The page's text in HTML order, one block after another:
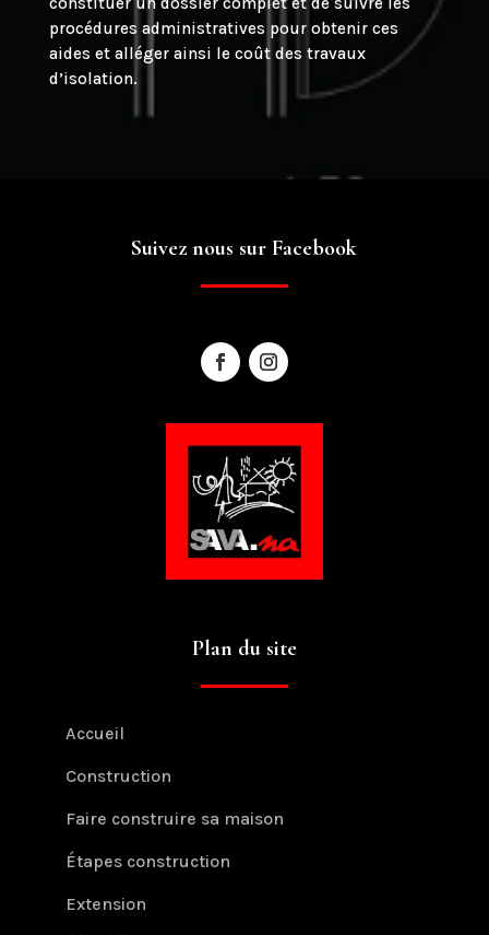
procédures administratives pour obtenir ces
aides et alléger ainsi le coût des travaux
d’isolation.
Suivez nous sur Facebook
Plan du site
Accueil
Construction
Faire construire sa maison
Étapes construction
Extension